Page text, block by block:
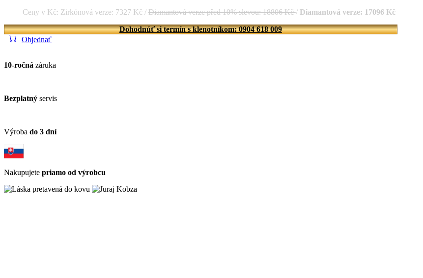
Ceny v Kč: Zirkónová verze: 7327 Kč / Diamantová verze před 10% slevou: 18806 Kč/ Diamantová verze: 17096 Kč
Dohodnúť si termín s klenotníkom: 0904 618 009
Objednať
10-ročná záruka
Bezplatný servis
Výroba do 3 dní
Nakupujete priamo od výrobcu